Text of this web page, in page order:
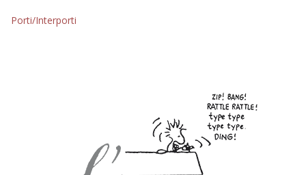
NAUTICA
Porti/Interporti